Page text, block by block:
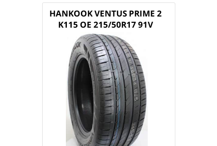
HANKOOK VENTUS PRIME 2
K115 OE 215/50R17 91V